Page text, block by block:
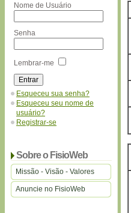
Nome de Usuário
Senha
Lembrar-me
Esqueceu sua senha?
Esqueceu seu nome de
usuário?
Registrar-se
Sobre o FisioWeb
Missão - Visão - Valores
Anuncie no FisioWeb